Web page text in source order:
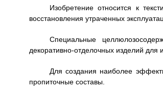
Изобретение относится к
восстановления утраченных
Специальные
декоративно-отделочных изделий для
Для создания наиболее
пропиточные составы.